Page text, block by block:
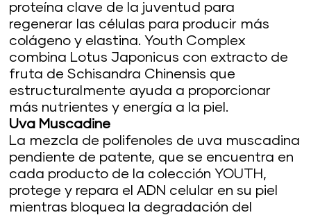
proteína clave de la juventud para
regenerar las células para producir más
colágeno y elastina. Youth Complex
combina Lotus Japonicus con extracto de
fruta de Schisandra Chinensis que
estructuralmente ayuda a proporcionar
más nutrientes y energía a la piel.
Uva Muscadine
La mezcla de polifenoles de uva muscadina
pendiente de patente, que se encuentra en
cada producto de la colección YOUTH,
protege y repara el ADN celular en su piel
mientras bloquea la degradación del